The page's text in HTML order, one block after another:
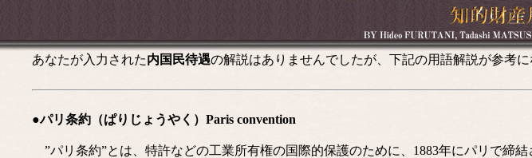
あなたが入力された内国民待遇の解説はありませんでしたが、下記の用語解説が参考に
●パリ条約（ぱりじょうやく）Paris convention
”パリ条約”とは、特許などの工業所有権の国際的保護のために、1883年にパリで締